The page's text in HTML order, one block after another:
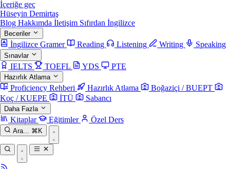
İçeriğe geç
Hüseyin Demirtaş
Blog Hakkımda İletişim Sıfırdan İngilizce
Beceriler
İngilizce Gramer Reading Listening Writing Speaking
Sınavlar
IELTS TOEFL YDS PTE
Hazırlık Atlama
Proficiency Rehberi Hazırlık Atlama
Boğaziçi / BUEPT
Koç / KUEPE
İTÜ Sabancı
Daha Fazla
Kitaplar Eğitimler Özel Ders
Ara... ⌘K